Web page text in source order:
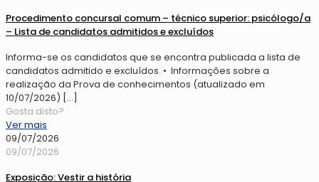
Procedimento concursal comum – técnico superior: psicólogo/a
– Lista de candidatos admitidos e excluídos
Informa-se os candidatos que se encontra publicada a lista de
candidatos admitido e excluídos. • Informações sobre a
realização da Prova de conhecimentos (atualizado em
10/07/2026) […]
Gosta disto?
Ver mais
09/07/2026
09/07/2026
Exposição: Vestir a história